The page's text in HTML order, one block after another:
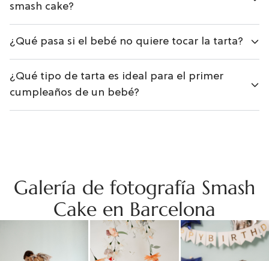
smash cake?
¿Qué pasa si el bebé no quiere tocar la tarta?
¿Qué tipo de tarta es ideal para el primer
cumpleaños de un bebé?
Galería de fotografía Smash
Cake en Barcelona